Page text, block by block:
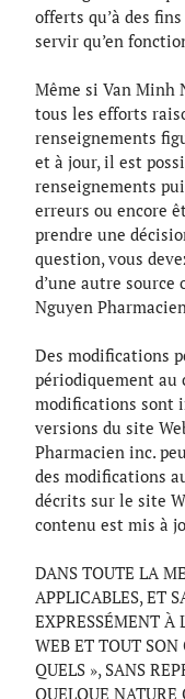
offerts qu’à des
servir qu’en
Même si Van Minh
tous les efforts
renseignements
et à jour, il est
renseignements
erreurs ou encore
prendre une
question, vous
d’une autre
Nguyen
Des modifications
périodiquement au
modifications sont
versions du site
Pharmacien inc.
des modifications
décrits sur le site
contenu est mis à
DANS TOUTE LA
APPLICABLES, ET
EXPRESSÉMENT À
WEB ET TOUT SON
QUELS », SANS
QUELQUE NATURE